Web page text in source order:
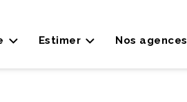
Estimer Nos agences